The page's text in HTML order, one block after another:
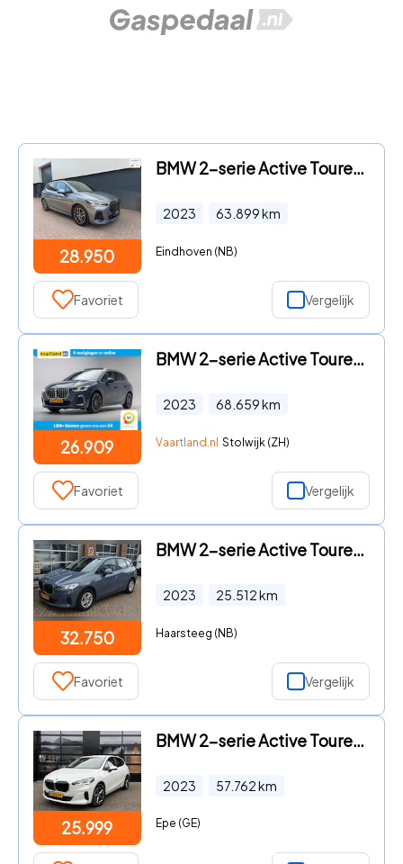
28.950
BMW 2-serie Active Tourer - 218I M SPORT PANO 360 CAMERA LEER
2023 63.899km
Eindhoven (NB)
Favoriet Vergelijk
26.909
BMW 2-serie Active Tourer - 218i M Sport Aut. [ Panoramadak Leder HUD Harman/Kardon ]
2023 68.659km
Vaartland.nl Stolwijk (ZH)
Favoriet Vergelijk
32.750
BMW 2-serie Active Tourer - Elect 225e xDrive, Trekhaak
2023 25.512km
Haarsteeg (NB)
Favoriet Vergelijk
25.999
BMW 2-serie Active Tourer - 218i Luxury Line Headup Camera
2023 57.762km
Epe (GE)